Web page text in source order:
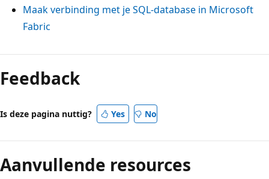
Maak verbinding met je SQL-database in Microsoft
Fabric
Feedback
Is deze pagina nuttig? Yes No
Aanvullende resources